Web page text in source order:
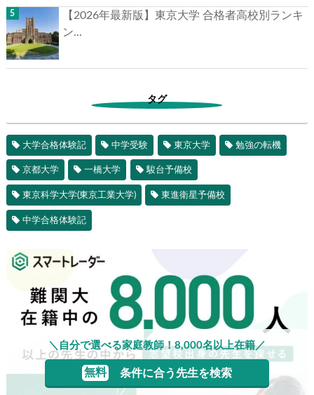
【2026年最新版】東京大学 合格者高校別ランキ
ン...
タグ
大学合格体験記 中学受験 東京大学 勉強の転機
京都大学 一橋大学 駿台予備校
東京科学大学(東京工業大学) 東進衛星予備校
中学合格体験記
＼自分で選べる家庭教師！8,000名以上在籍／
無料 条件に合う先生を検索